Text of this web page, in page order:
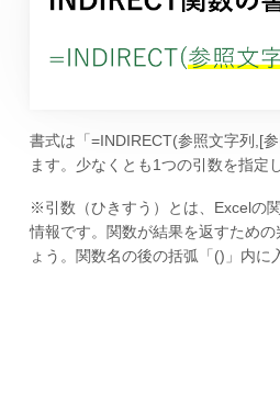
書式は「=INDIRECT(参照文字列,[
ます。少なくとも1つの引数を指定
※引数（ひきすう）とは、Excelの
情報です。関数が結果を返すため
ょう。関数名の後の括弧「()」内に